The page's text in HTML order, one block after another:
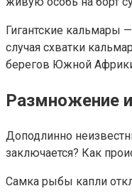
Гигантские кальмары
случая схватки
берегов Южной
Размножение
Доподлинно
заключается? Как
Самка рыбы капли